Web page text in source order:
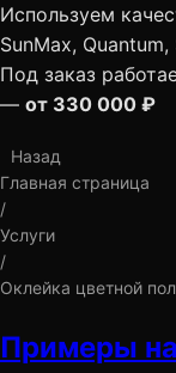
Используем
SunMax,
Под заказ
— от 330 000 ₽
Назад
Главная страница
/
Услуги
/
Оклейка цветной
Примеры